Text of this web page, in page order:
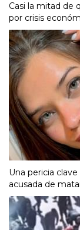
Casi la mitad de
por crisis
Una pericia
acusada de